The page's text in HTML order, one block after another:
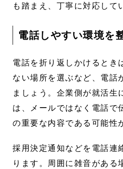
も踏まえ、丁寧に対応して
電話しやすい環境を
電話を折り返しかけるとき
ない場所を選ぶなど、電話
ましょう。企業側が就活生
は、メールではなく電話で
の重要な内容である可能性
採用決定通知などを電話連
ります。周囲に雑音がある